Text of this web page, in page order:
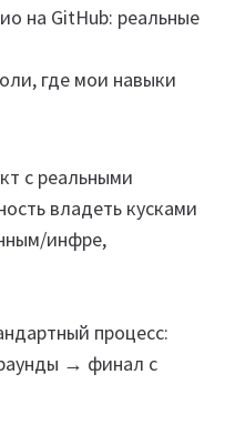
на GitHub: реальные
где мои навыки
с реальными
владеть кусками
инфре,
процесс:
→ финал с